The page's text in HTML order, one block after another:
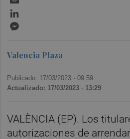
Valencia Plaza
Publicado: 17/03/2023 ·09:59
Actualizado: 17/03/2023 · 13:29
VALÈNCIA (EP). Los
autorizaciones de